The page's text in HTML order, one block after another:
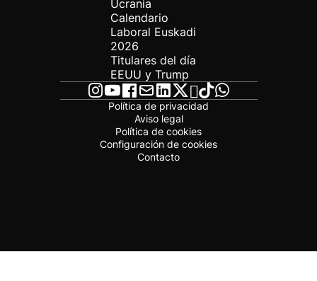
Ucrania
Calendario
Laboral Euskadi
2026
Titulares del día
EEUU y Trump
Política de privacidad
Aviso legal
Política de cookies
Configuración de cookies
Contacto